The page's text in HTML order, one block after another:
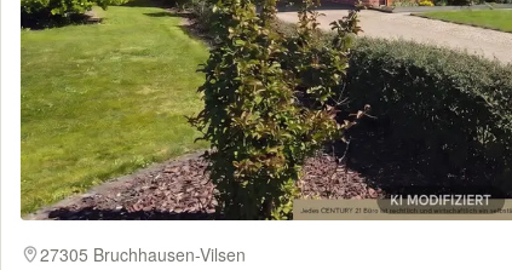
27305 Bruchhausen-Vilsen